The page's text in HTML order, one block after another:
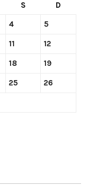
S D
4 5
11 12
18 19
25 26